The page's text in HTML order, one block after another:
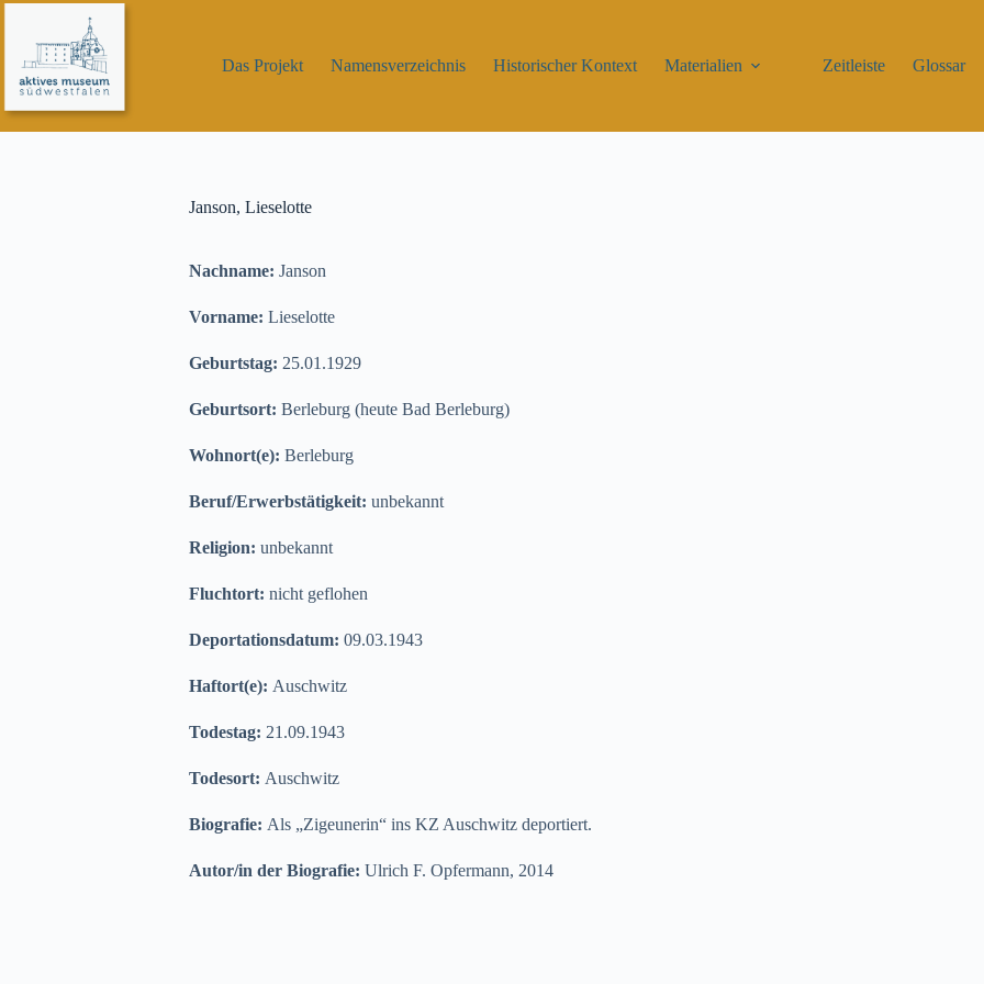
Zum
springen
Das Projekt
Namensverzeichnis Historischer Kontext Materialien Zeitleiste Glossar
Janson, Lieselotte
Nachname: Janson
Vorname: Lieselotte
Geburtstag: 25.01.1929
Geburtsort: Berleburg (heute Bad Berleburg)
Wohnort(e): Berleburg
Beruf/Erwerbstätigkeit: unbekannt
Religion: unbekannt
Fluchtort: nicht geflohen
Deportationsdatum: 09.03.1943
Haftort(e): Auschwitz
Todestag: 21.09.1943
Todesort: Auschwitz
Biografie: Als „Zigeunerin“ ins KZ Auschwitz deportiert.
Autor/in der Biografie: Ulrich F. Opfermann, 2014